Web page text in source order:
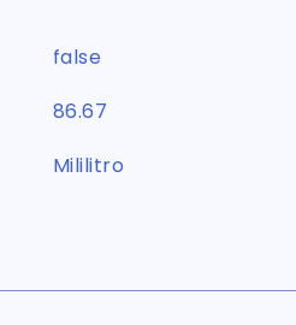
false
86.67
Mililitro